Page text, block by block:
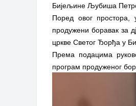
Бијељине Љубиша
Поред овог
продужени боравак за
цркве Светог Ђорђа у
Према подацима
програм продуженог